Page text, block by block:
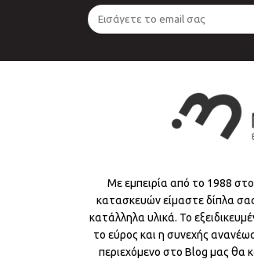
Με εμπειρία από το 1988
κατασκευών είμαστε δίπλα
κατάλληλα υλικά. Το
το εύρος και η συνεχής
περιεχόμενο στο Blog μας θα